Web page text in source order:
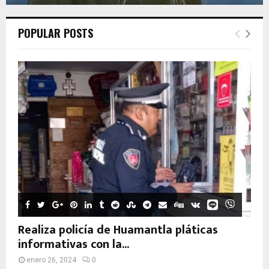
POPULAR POSTS
Realiza policía de Huamantla pláticas
informativas con la...
enero 26, 2024 0